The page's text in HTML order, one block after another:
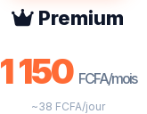
Premium
1 150 FCFA/mois
~38 FCFA/jour